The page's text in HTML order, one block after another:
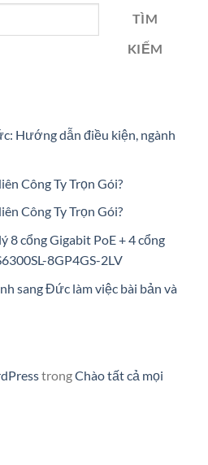
TÌM
KIẾM
Hướng dẫn điều kiện, ngành
Công Ty Trọn Gói?
Công Ty Trọn Gói?
8 cổng Gigabit PoE + 4 cổng
8GP4GS-2LV
sang Đức làm việc bài bản và
trongChào tất cả mọi